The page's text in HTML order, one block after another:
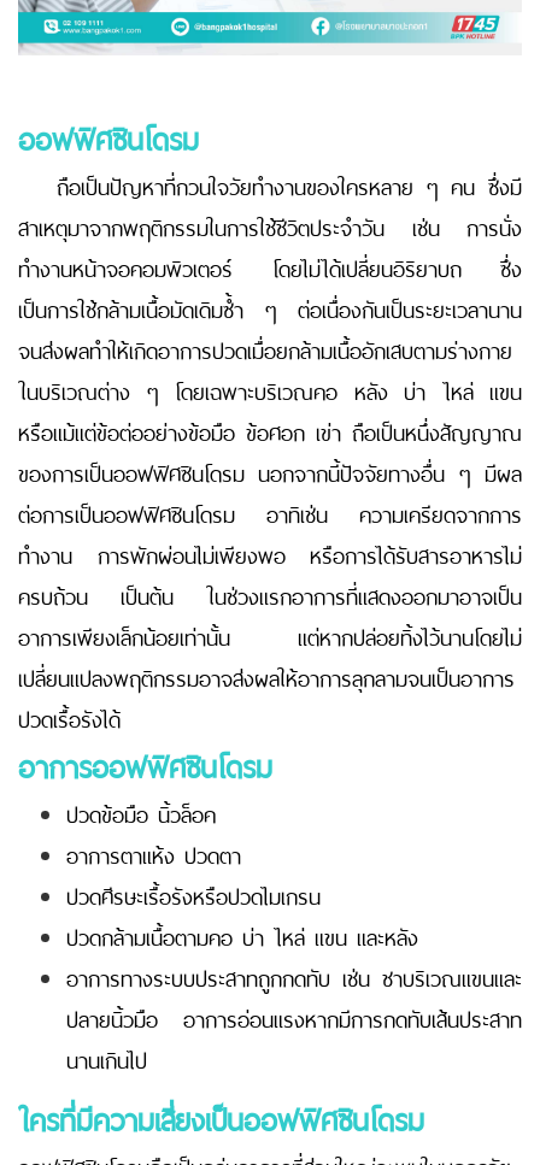
ออฟฟิศซินโดรม
ถือเป็นปัญหาที่กวนใจวัยทำงานของใครหลาย ๆ คน ซึ่งมี
สาเหตุมาจากพฤติกรรมในการใช้ชีวิตประจำวัน เช่น การนั่ง
ทำงานหน้าจอคอมพิวเตอร์ โดยไม่ได้เปลี่ยนอิริยาบถ ซึ่ง
เป็นการใช้กล้ามเนื้อมัดเดิมซ้ำ ๆ ต่อเนื่องกันเป็นระยะเวลานาน
จนส่งผลทำให้เกิดอาการปวดเมื่อยกล้ามเนื้ออักเสบตามร่างกาย
ในบริเวณต่าง ๆ โดยเฉพาะบริเวณคอ หลัง บ่า ไหล่ แขน
หรือแม้แต่ข้อต่ออย่างข้อมือ ข้อศอก เข่า ถือเป็นหนึ่งสัญญาณ
ของการเป็นออฟฟิศซินโดรม นอกจากนี้ปัจจัยทางอื่น ๆ มีผล
ต่อการเป็นออฟฟิศซินโดรม อาทิเช่น ความเครียดจากการ
ทำงาน การพักผ่อนไม่เพียงพอ หรือการได้รับสารอาหารไม่
ครบถ้วน เป็นต้น ในช่วงแรกอาการที่แสดงออกมาอาจเป็น
อาการเพียงเล็กน้อยเท่านั้น แต่หากปล่อยทิ้งไว้นานโดยไม่
เปลี่ยนแปลงพฤติกรรมอาจส่งผลให้อาการลุกลามจนเป็นอาการ
ปวดเรื้อรังได้
อาการออฟฟิศซินโดรม
ปวดข้อมือ นิ้วล็อค
อาการตาแห้ง ปวดตา
ปวดศีรษะเรื้อรังหรือปวดไมเกรน
ปวดกล้ามเนื้อตามคอ บ่า ไหล่ แขน และหลัง
อาการทางระบบประสาทถูกกดทับ เช่น ชาบริเวณแขนและ
ปลายนิ้วมือ อาการอ่อนแรงหากมีการกดทับเส้นประสาท
นานเกินไป
ใครที่มีความเสี่ยงเป็นออฟฟิศซินโดรม